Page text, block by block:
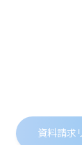
資料請求